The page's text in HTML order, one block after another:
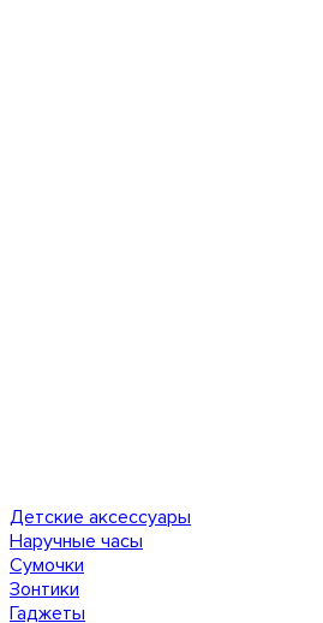
Детские аксессуары
Наручные часы
Сумочки
Зонтики
Гаджеты